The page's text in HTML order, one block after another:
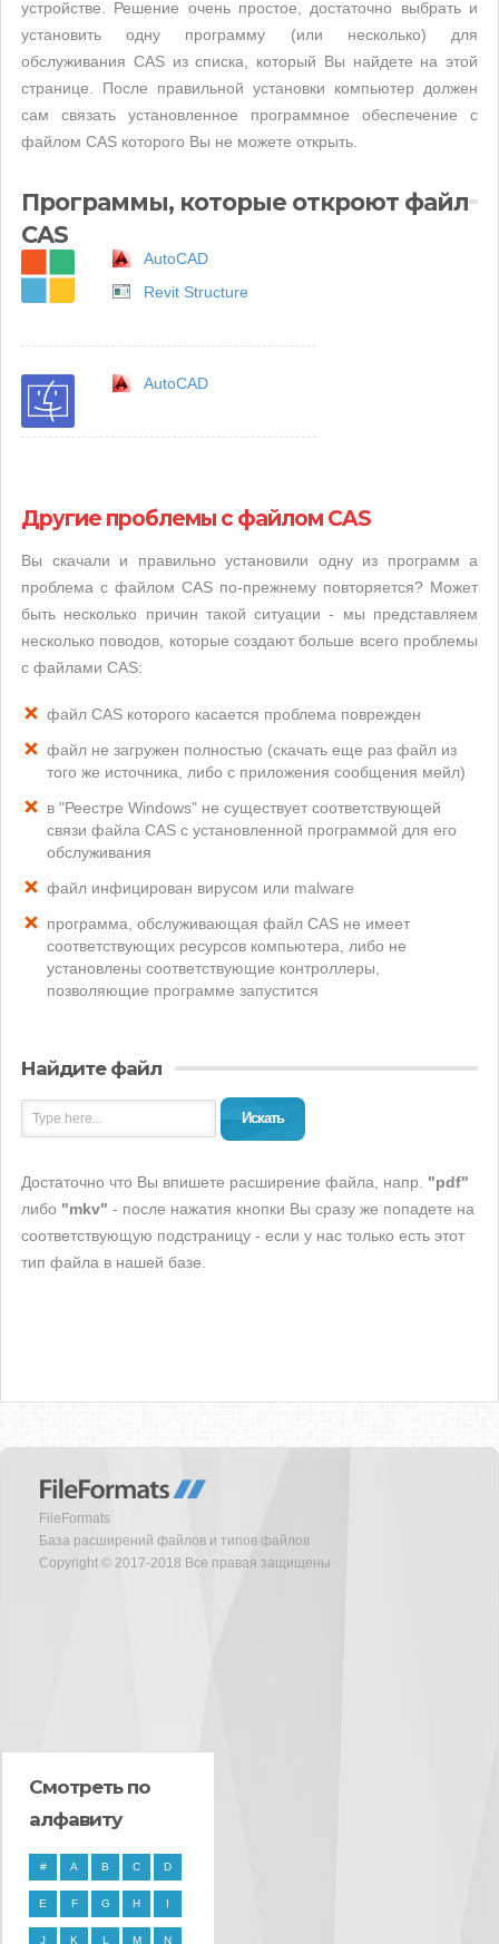
устройстве. Решение очень простое, достаточно выбрать и
установить одну программу (или несколько) для
обслуживания CAS из списка, который Вы найдете на этой
странице. После правильной установки компьютер должен
сам связать установленное программное обеспечение с
файлом CAS которого Вы не можете открыть.
Программы, которые откроют файл
CAS
AutoCAD
Revit Structure
AutoCAD
Другие проблемы с файлом CAS
Вы скачали и правильно установили одну из программ а
проблема с файлом CAS по-прежнему повторяется? Может
быть несколько причин такой ситуации - мы представляем
несколько поводов, которые создают больше всего проблемы
с файлами CAS:
файл CAS которого касается проблема поврежден
файл не загружен полностью (скачать еще раз файл из
того же источника, либо с приложения сообщения мейл)
в "Реестре Windows" не существует соответствующей
связи файла CAS с установленной программой для его
обслуживания
файл инфицирован вирусом или malware
программа, обслуживающая файл CAS не имеет
соответствующих ресурсов компьютера, либо не
установлены соответствующие контроллеры,
позволяющие программе запустится
Найдите файл
Искать
Достаточно что Вы впишете расширение файла, напр. "pdf"
либо "mkv" - после нажатия кнопки Вы сразу же попадете на
соответствующую подстраницу - если у нас только есть этот
тип файла в нашей базе.
FileFormats
База расширений файлов и типов файлов
Copyright © 2017-2018 Все правая защищены
Смотреть по
алфавиту
# A B C D
E F G H I
J K L M N